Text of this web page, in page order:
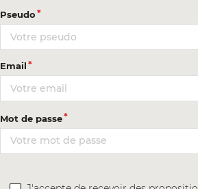
Pseudo
Email
Mot de passe